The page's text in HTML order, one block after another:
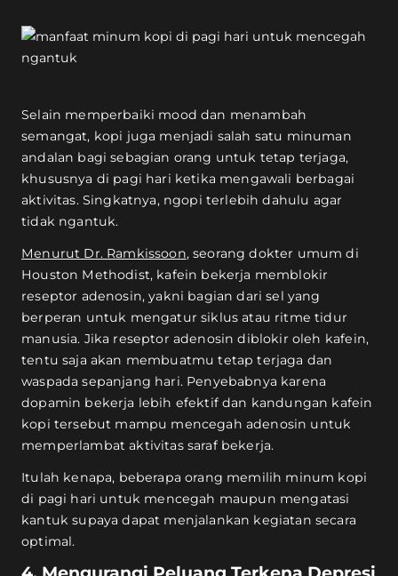
Selain memperbaiki mood dan menambah
semangat, kopi juga menjadi salah satu minuman
andalan bagi sebagian orang untuk tetap terjaga,
khususnya di pagi hari ketika mengawali berbagai
aktivitas. Singkatnya, ngopi terlebih dahulu agar
tidak ngantuk.
Menurut Dr. Ramkissoon, seorang dokter umum di
Houston Methodist, kafein bekerja memblokir
reseptor adenosin, yakni bagian dari sel yang
berperan untuk mengatur siklus atau ritme tidur
manusia. Jika reseptor adenosin diblokir oleh kafein,
tentu saja akan membuatmu tetap terjaga dan
waspada sepanjang hari. Penyebabnya karena
dopamin bekerja lebih efektif dan kandungan kafein
kopi tersebut mampu mencegah adenosin untuk
memperlambat aktivitas saraf bekerja.
Itulah kenapa, beberapa orang memilih minum kopi
di pagi hari untuk mencegah maupun mengatasi
kantuk supaya dapat menjalankan kegiatan secara
optimal.